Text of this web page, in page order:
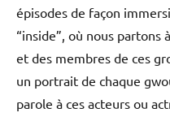
épisodes de façon
“inside”, où nous
et des membres de ces
un portrait de chaque
parole à ces acteurs ou